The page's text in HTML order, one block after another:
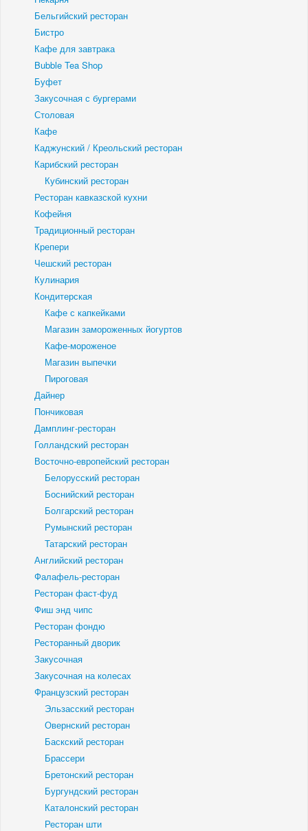
Бельгийский ресторан
Бистро
Кафе для завтрака
Bubble Tea Shop
Буфет
Закусочная с бургерами
Столовая
Кафе
Каджунский / Креольский ресторан
Карибский ресторан
Кубинский ресторан
Ресторан кавказской кухни
Кофейня
Традиционный ресторан
Крепери
Чешский ресторан
Кулинария
Кондитерская
Кафе с капкейками
Магазин замороженных йогуртов
Кафе-мороженое
Магазин выпечки
Пироговая
Дайнер
Пончиковая
Дамплинг-ресторан
Голландский ресторан
Восточно-европейский ресторан
Белорусский ресторан
Боснийский ресторан
Болгарский ресторан
Румынский ресторан
Татарский ресторан
Английский ресторан
Фалафель-ресторан
Ресторан фаст-фуд
Фиш энд чипс
Ресторан фондю
Ресторанный дворик
Закусочная
Закусочная на колесах
Французский ресторан
Эльзасский ресторан
Овернский ресторан
Баскский ресторан
Брассери
Бретонский ресторан
Бургундский ресторан
Каталонский ресторан
Ресторан шти